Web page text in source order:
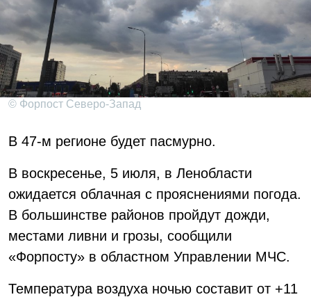
© Форпост Северо-Запад
В 47-м регионе будет пасмурно.
В воскресенье, 5 июля, в Ленобласти
ожидается облачная с прояснениями погода.
В большинстве районов пройдут дожди,
местами ливни и грозы, сообщили
«Форпосту» в областном Управлении МЧС.
Температура воздуха ночью составит от +11